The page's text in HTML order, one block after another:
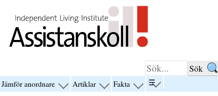
Jämför anordnare visa Artiklar visa Fakta visa
☰visa
menyn